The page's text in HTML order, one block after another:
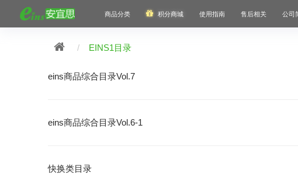
商品分类 积分商城 使用指南 售后相关 公司
EINS1目录
eins商品综合目录Vol.7
eins商品综合目录Vol.6-1
快换类目录